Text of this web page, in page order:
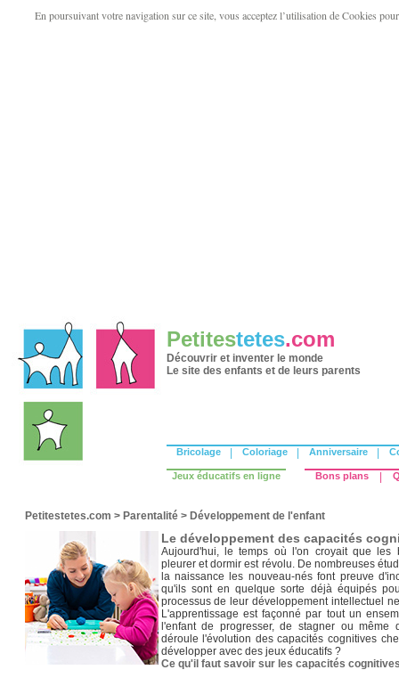
En poursuivant votre navigation sur ce site, vous acceptez l’utilisation de Cookies
Petitestetes.com
Découvrir et inventer le monde
Le site des enfants et de leurs parents
Bricolage Coloriage Anniversaire
Jeux éducatifs en ligne Bons plans
Petitestetes.com > Parentalité > Développement de l'enfant
Le développement des capacités
Aujourd'hui, le temps où l'on croyait que les
pleurer et dormir est révolu. De nombreuses
la naissance les nouveau-nés font preuve
qu'ils sont en quelque sorte déjà équipés
processus de leur développement intellectuel
L'apprentissage est façonné par tout un
l'enfant de progresser, de stagner ou même
déroule l'évolution des capacités cognitives
développer avec des jeux éducatifs ?
Ce qu'il faut savoir sur les capacités